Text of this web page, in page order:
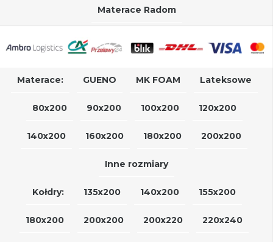
Materace Radom
Materace: GUENO MK FOAM Lateksowe
80x200 90x200 100x200 120x200
140x200 160x200 180x200 200x200
Inne rozmiary
Kołdry: 135x200 140x200 155x200
180x200 200x200 200x220 220x240